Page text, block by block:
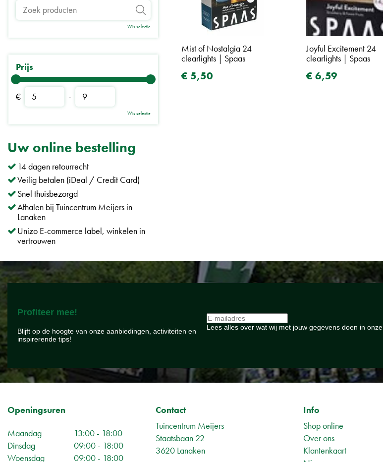
Mist of Nostalgia 24
clearlights | Spaas
€ 5,50
Joyful Excitement 24
clearlights | Spaas
€ 6,59
Wis selectie
Prijs
€ -
Wis selectie
​​Uw online bestelling
14 dagen retourrecht
Veilig betalen (iDeal / Credit Card)
Snel thuisbezorgd
Afhalen bij Tuincentrum Meijers in
Lanaken
Unizo E-commerce label, winkelen in
vertrouwen
Profiteer mee!
Blijft op de hoogte van onze aanbiedingen, activiteiten en
inspirerende tips!
Lees alles over wat wij met jouw gegevens doen in onze
Openingsuren
Maandag
13:00 - 18:00
Dinsdag
09:00 - 18:00
Woensdag
09:00 - 18:00
Contact
Tuincentrum Meijers
Staatsbaan 22
3620 Lanaken
Info
Shop online
Over ons
Klantenkaart